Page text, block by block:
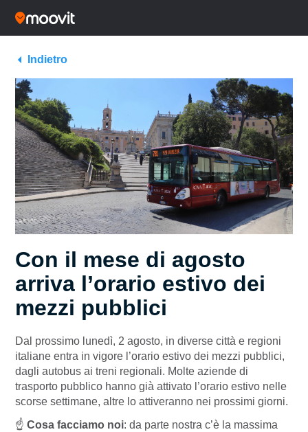
Indietro
Con il mese di agosto
arriva l’orario estivo dei
mezzi pubblici
Dal prossimo lunedì, 2 agosto, in diverse città e regioni
italiane entra in vigore l’orario estivo dei mezzi pubblici,
dagli autobus ai treni regionali. Molte aziende di
trasporto pubblico hanno già attivato l’orario estivo nelle
scorse settimane, altre lo attiveranno nei prossimi giorni.
☝️ Cosa facciamo noi: da parte nostra c’è la massima